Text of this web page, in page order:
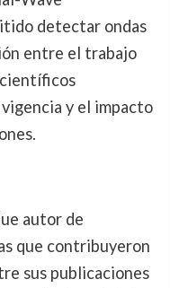
detectar ondas
entre el trabajo
y el impacto
autor de
que contribuyeron
sus publicaciones